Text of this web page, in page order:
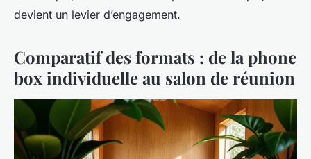
devient un levier d’engagement.
Comparatif des formats : de la phone
box individuelle au salon de réunion